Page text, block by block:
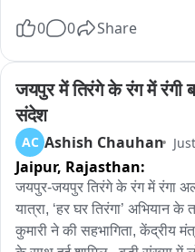
के साथ सैकड़ों महिलाओं ने स्कूटी
दिया गया।
रैली में बड़ी संख्या में महिलाओं ने
लहराती महिलाओं ने लोगों को देश
सशक्तीकरण का संदेश दिया। रैली
सशक्त बनाने के साथ समाज में नारी
दिल्ली पुलिस की महिला कर्मियों
दिया। रैली के जरिए महिलाओं की
देश के प्रति जिम्मेदारी और प्रेम का
0 0 Share
जयपुर में तिरंगे के रंग में रंगी
संदेश
AC Ashish Chauhan
Jaipur, Rajasthan:
जयपुर-जयपुर तिरंगे के रंग में रंगा
यात्रा, ‘हर घर तिरंगा’ अभियान
कुमारी ने की सहभागिता, केंद्रीय